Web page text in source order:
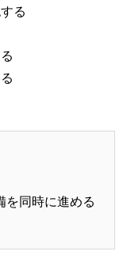
る
を同時に進める